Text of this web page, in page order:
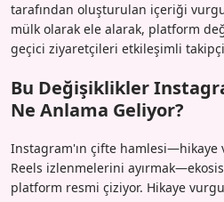
tarafından oluşturulan içeriği
mülk olarak ele alarak, platform
geçici ziyaretçileri etkileşimli
Bu Değişiklikler
Ne Anlama Geliyor?
Instagram'ın çifte hamlesi—hikaye
Reels izlenmelerini
platform resmi çiziyor. Hikaye